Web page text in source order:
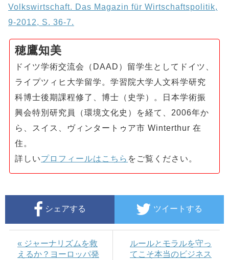
Volkswirtschaft. Das Magazin für Wirtschaftspolitik,
9-2012, S. 36-7.
穂鷹知美
ドイツ学術交流会（DAAD）留学生としてドイツ、
ライプツィヒ大学留学。学習院大学人文科学研究
科博士後期課程修了、博士（史学）。日本学術振
興会特別研究員（環境文化史）を経て、2006年か
ら、スイス、ヴィンタートゥア市 Winterthur 在
住。
詳しいプロフィールはこちら をご覧ください。
シェアする ツイートする
« ジャーナリズムを救
えるか？ヨーロッパ発
ルールとモラルを守っ
てこそ本当のビジネス